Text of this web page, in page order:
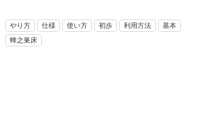
やり方 仕様 使い方 初歩 利用方法
基本
蜂之巣床